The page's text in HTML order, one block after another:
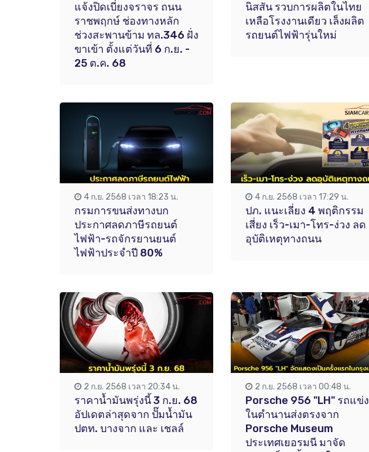
แจ้งปิดเบี่ยงจราจร ถนน
ราชพฤกษ์ ช่องทางหลัก
ช่วงสะพานข้าม ทล.346 ฝั่ง
ขาเข้า ตั้งแต่วันที่ 6 ก.ย. -
25 ต.ค. 68
นิสสัน รวบการผลิตในไทย
เหลือโรงงานเดียว เล็งผลิต
รถยนต์ไฟฟ้ารุ่นใหม่
4 ก.ย. 2568 เวลา 18:23 น.
กรมการขนส่งทางบก
ประกาศลดภาษีรถยนต์
ไฟฟ้า-รถจักรยานยนต์
ไฟฟ้าประจำปี 80%
4 ก.ย. 2568 เวลา 17:29 น.
ปภ. แนะเลี่ยง 4 พฤติกรรม
เสี่ยง เร็ว-เมา-โทร-ง่วง ลด
อุบัติเหตุทางถนน
2 ก.ย. 2568 เวลา 20:34 น.
ราคาน้ำมันพรุ่งนี้ 3 ก.ย. 68
อัปเดตล่าสุดจาก ปั๊มน้ำมัน
ปตท. บางจาก และ เชลล์
2 ก.ย. 2568 เวลา 00:48 น.
Porsche 956 "LH" รถแข่ง
ในตำนานส่งตรงจาก
Porsche Museum
ประเทศเยอรมนี มาจัด